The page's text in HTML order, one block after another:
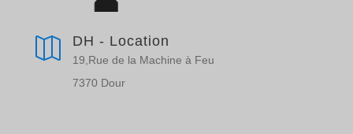
 DH - Location
19,Rue de la Machine à Feu
7370 Dour